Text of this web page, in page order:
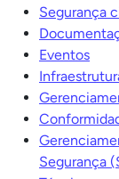
Segurança
Eventos
Segurança